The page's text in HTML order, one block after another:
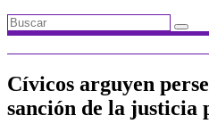
Cívicos arguyen
sanción de la justicia